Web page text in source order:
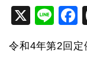
X
Li
e c
令和4年第2回定